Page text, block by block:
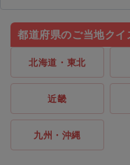
都道府県のご当地クイ
北海道・東北
近畿
九州・沖縄